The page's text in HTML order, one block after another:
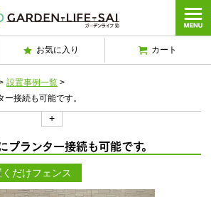
お気に入り カート
設置事例一覧 >
接続も可能です。
+
プランター接続も可能です。
だけフェンス